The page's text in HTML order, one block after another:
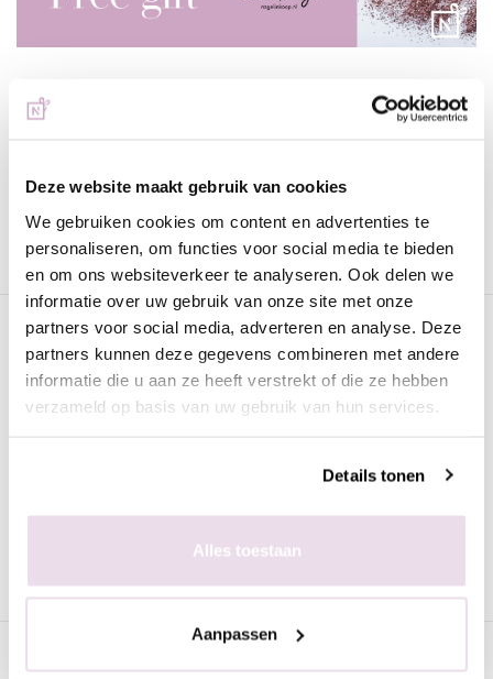
Deze website maakt gebruik van cookies
We gebruiken cookies om content en advertenties te
personaliseren, om functies voor social media te bieden
en om ons websiteverkeer te analyseren. Ook delen we
informatie over uw gebruik van onze site met onze
partners voor social media, adverteren en analyse. Deze
partners kunnen deze gegevens combineren met andere
informatie die u aan ze heeft verstrekt of die ze hebben
verzameld op basis van uw gebruik van hun services.
Details tonen
Alles toestaan
Aanpassen
= vandaag verzonden
Advies nodig? WhatsApp met onze specialisten
Omschrijving
Urban Nails Mini Gelpolish MP17
Urban Nails Mini Gelpolishis van de beste kwaliteit en
gellak kan worden uitgehard onder een UV lamp (2 minuten) of
voorzien van een prettig kwastje zodat het strak aangebracht